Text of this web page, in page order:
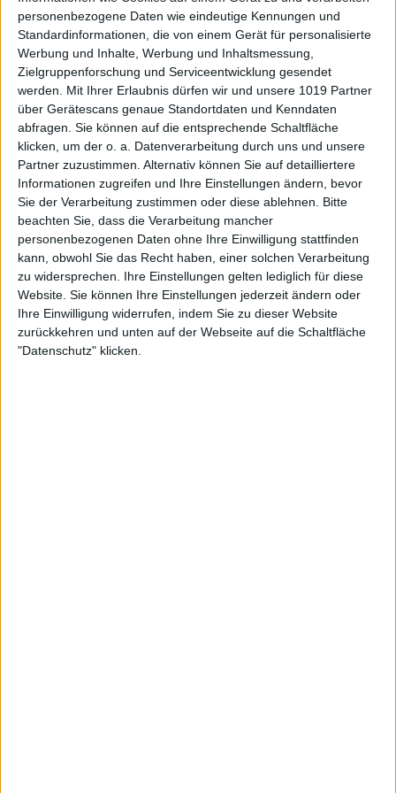
personenbezogene Daten wie eindeutige Kennungen und
Standardinformationen, die von einem Gerät für personalisierte
Werbung und Inhalte, Werbung und Inhaltsmessung,
Zielgruppenforschung und Serviceentwicklung gesendet
werden.
Mit Ihrer Erlaubnis dürfen wir und unsere 1019 Partner
über Gerätescans genaue Standortdaten und Kenndaten
abfragen. Sie können auf die entsprechende Schaltfläche
klicken, um der o. a. Datenverarbeitung durch uns und unsere
Partner zuzustimmen. Alternativ können Sie auf detailliertere
Informationen zugreifen und Ihre Einstellungen ändern, bevor
Sie der Verarbeitung zustimmen oder diese ablehnen.
Bitte
beachten Sie, dass die Verarbeitung mancher
personenbezogenen Daten ohne Ihre Einwilligung stattfinden
kann, obwohl Sie das Recht haben, einer solchen Verarbeitung
zu widersprechen. Ihre Einstellungen gelten lediglich für diese
Website. Sie können Ihre Einstellungen jederzeit ändern oder
Ihre Einwilligung widerrufen, indem Sie zu dieser Website
zurückkehren und unten auf der Webseite auf die Schaltfläche
"Datenschutz" klicken.